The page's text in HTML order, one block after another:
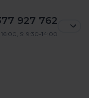
927 762
S: 9:30-14:00